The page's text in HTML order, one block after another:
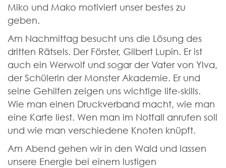
Miko und Mako motiviert unser bestes zu
geben.
Am Nachmittag besucht uns die Lösung des
dritten Rätsels. Der Förster, Gilbert Lupin. Er ist
auch ein Werwolf und sogar der Vater von Ylva,
der Schülerin der Monster Akademie. Er und
seine Gehilfen zeigen uns wichtige life-skills.
Wie man einen Druckverband macht, wie man
eine Karte liest. Wen man im Notfall anrufen soll
und wie man verschiedene Knoten knüpft.
Am Abend gehen wir in den Wald und lassen
unsere Energie bei einem lustigen